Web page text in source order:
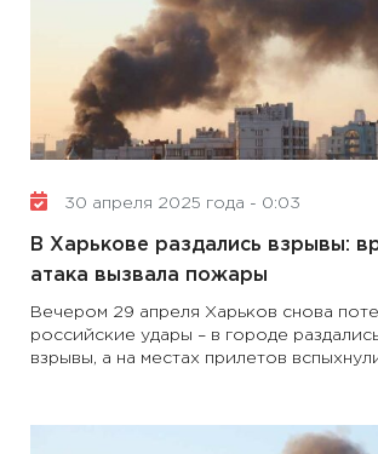
30 апреля 2025 года - 0:03
В Харькове раздались взрывы:
атака вызвала пожары
Вечером 29 апреля Харьков снова
российские удары – в городе
взрывы, а на местах прилетов